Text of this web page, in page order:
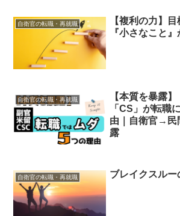
自衛官の転職・再就職
【複利の力】
『小さなこと
自衛官の転職・再就職
【本質を暴露
「CS」が転職
由｜自衛官→民
露
自衛官の転職・再就職 ブレイクスルー